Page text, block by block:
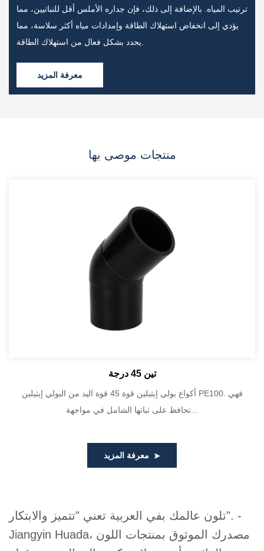
ترتيب المياه. بالإضافة إلى ذلك، فإن جداره الأملس أقل للنباتيين، مما
يؤدي إلى انخفاض استهلاك الطاقة وإمدادات مياه أكثر سلاسة، مما
معرفة المزيد
منتجات موصى بها
تين 45 درجة
أكواع بولي إيثيلين قوة 45 قوة اليد من البولي إيثيلين PE100. فهي
تحافظ على ثباتها الشامل في مواجهة...
معرفة المزيد
تلون عالمك بفي العربية تعني "تتميز والابتكار". -
Jiangyin Huada، مصدرك الموثوق بمنتجات اللون